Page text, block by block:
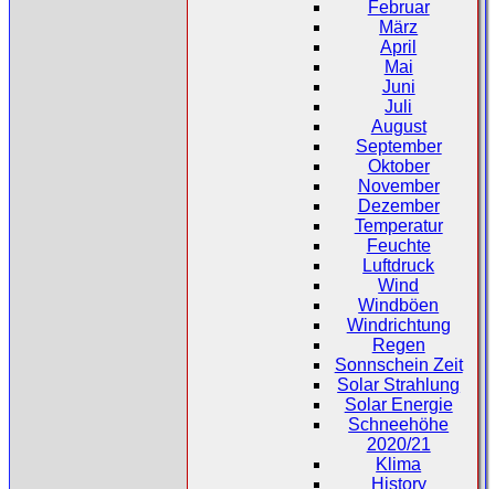
Februar
März
April
Mai
Juni
Juli
August
September
Oktober
November
Dezember
Temperatur
Feuchte
Luftdruck
Wind
Windböen
Windrichtung
Regen
Sonnschein Zeit
Solar Strahlung
Solar Energie
Schneehöhe
2020/21
Klima
History